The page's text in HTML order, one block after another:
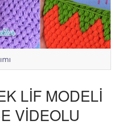
LİF MODELİ
VİDEOLU